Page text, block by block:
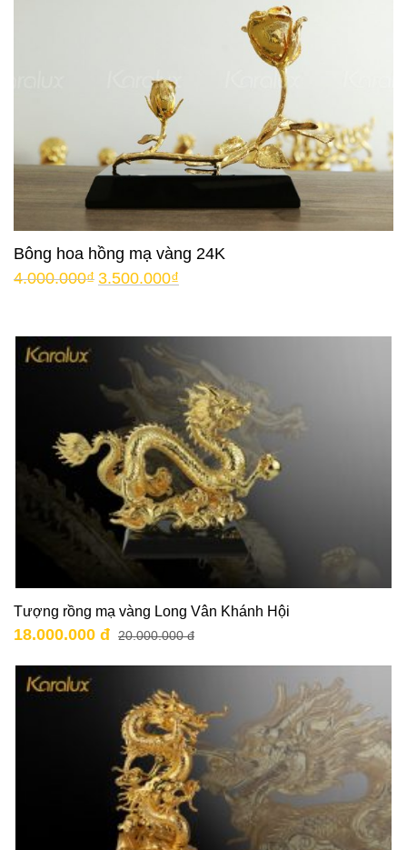
Bông hoa hồng mạ vàng 24K
4.000.000₫ 3.500.000₫
Tượng rồng mạ vàng Long Vân Khánh Hội
18.000.000 đ 20.000.000 đ